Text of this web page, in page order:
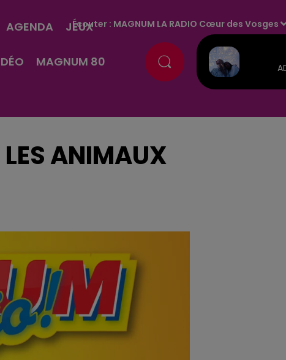
AGENDA JEUX
MAGNUM 80
Écouter : MAGNUM LA RADIO Cœur des Vosges
ANIMAUX